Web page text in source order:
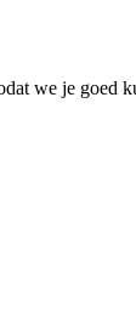
we je goed